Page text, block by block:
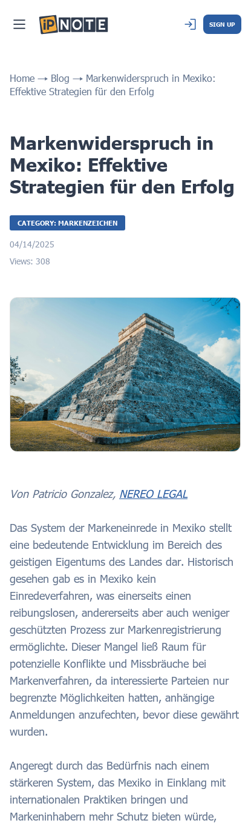
SIGN UP
Home Blog
Markenwiderspruch in Mexiko:
Effektive Strategien für den Erfolg
Markenwiderspruch in
Mexiko: Effektive
Strategien für den Erfolg
CATEGORY: MARKENZEICHEN
04/14/2025
Views: 308
Von Patricio Gonzalez, NEREO LEGAL
Das System der Markeneinrede in Mexiko stellt
eine bedeutende Entwicklung im Bereich des
geistigen Eigentums des Landes dar. Historisch
gesehen gab es in Mexiko kein
Einredeverfahren, was einerseits einen
reibungslosen, andererseits aber auch weniger
geschützten Prozess zur Markenregistrierung
ermöglichte. Dieser Mangel ließ Raum für
potenzielle Konflikte und Missbräuche bei
Markenverfahren, da interessierte Parteien nur
begrenzte Möglichkeiten hatten, anhängige
Anmeldungen anzufechten, bevor diese gewährt
wurden.
Angeregt durch das Bedürfnis nach einem
stärkeren System, das Mexiko in Einklang mit
internationalen Praktiken bringen und
Markeninhabern mehr Schutz bieten würde,